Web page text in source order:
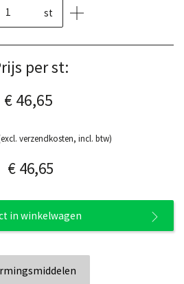
st
per st:
€ 46,65
verzendkosten, incl. btw)
€ 46,65
in winkelwagen